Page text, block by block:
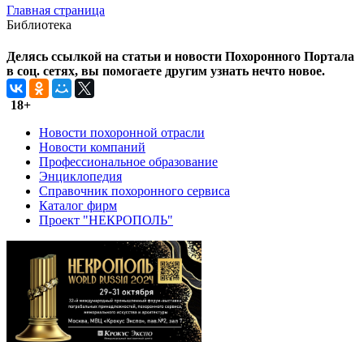
Главная страница
Библиотека
Делясь ссылкой на статьи и новости Похоронного Портала
в соц. сетях, вы помогаете другим узнать нечто новое.
18+
Новости похоронной отрасли
Новости компаний
Профессиональное образование
Энциклопедия
Справочник похоронного сервиса
Каталог фирм
Проект "НЕКРОПОЛЬ"